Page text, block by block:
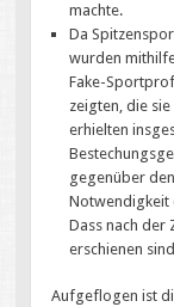
machte.
Da
wurden
Fake-
zeigten, die
erhielten
gegenüber
Notwendigkeit
Dass nach der
erschienen
Aufgeflogen ist